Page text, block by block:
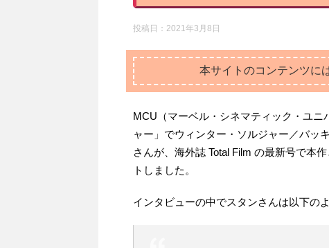
投稿日： 2021年3月8日
本サイトのコンテンツに
MCU（マーベル・シネマティック・ユ
ャー」でウィンター・ソルジャー／バッ
さんが、海外誌 Total Film の最新号で本
トしました。
インタビューの中でスタンさんは以下の